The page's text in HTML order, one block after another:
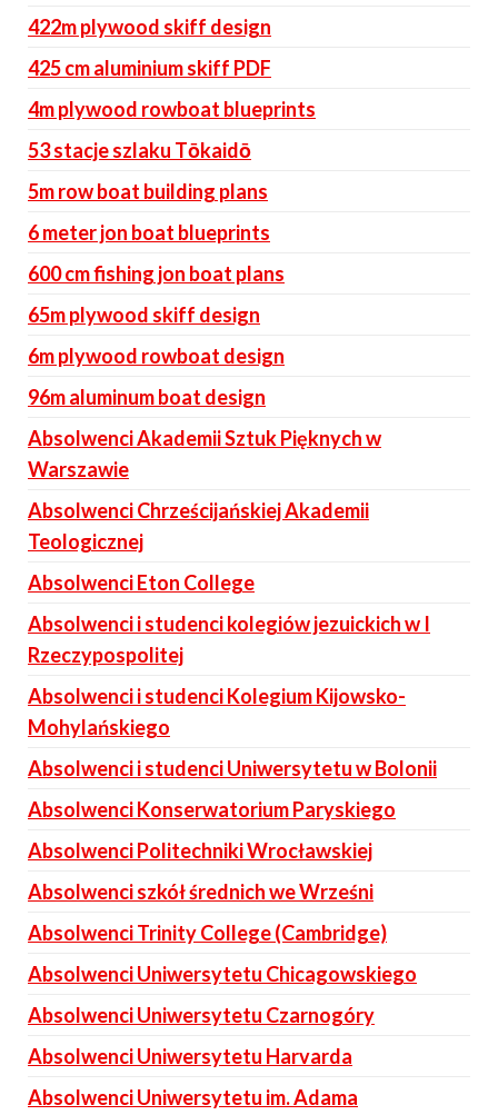
422m plywood skiff design
425 cm aluminium skiff PDF
4m plywood rowboat blueprints
53 stacje szlaku Tōkaidō
5m row boat building plans
6 meter jon boat blueprints
600 cm fishing jon boat plans
65m plywood skiff design
6m plywood rowboat design
96m aluminum boat design
Absolwenci Akademii Sztuk Pięknych w
Warszawie
Absolwenci Chrześcijańskiej Akademii
Teologicznej
Absolwenci Eton College
Absolwenci i studenci kolegiów jezuickich w I
Rzeczypospolitej
Absolwenci i studenci Kolegium Kijowsko-
Mohylańskiego
Absolwenci i studenci Uniwersytetu w Bolonii
Absolwenci Konserwatorium Paryskiego
Absolwenci Politechniki Wrocławskiej
Absolwenci szkół średnich we Wrześni
Absolwenci Trinity College (Cambridge)
Absolwenci Uniwersytetu Chicagowskiego
Absolwenci Uniwersytetu Czarnogóry
Absolwenci Uniwersytetu Harvarda
Absolwenci Uniwersytetu im. Adama